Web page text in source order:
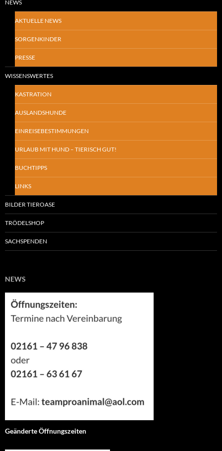
NEWS
AKTUELLE NEWS
SORGENKINDER
PRESSE
WISSENSWERTES
KASTRATION
AUSLANDSHUNDE
EINREISEBESTIMMUNGEN
URLAUB MIT HUND – TIERISCH GUT!
BUCHTIPPS
LINKS
BILDER TIEROASE
TRÖDELSHOP
SACHSPENDEN
NEWS
Geänderte Öffnungszeiten